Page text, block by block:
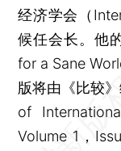
经济学会（
候任会长。他
for a Sane
版将由《比较
of
Volume 1，